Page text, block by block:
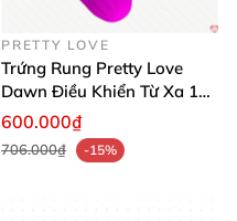
PRETTY LOVE
Trứng Rung Pretty Love
Dawn Điều Khiển Từ Xa 12
Chế Độ Mạnh Mẽ Nữ Giới
600.000₫
706.000₫ -15%